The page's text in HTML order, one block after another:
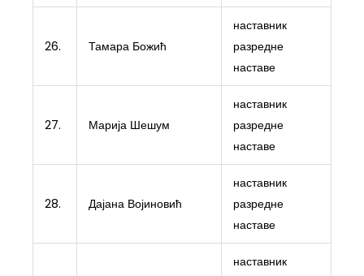
26. Тамара Божић
наставник
разредне
наставе
27. Марија Шешум
наставник
разредне
наставе
28. Дајана Војиновић
наставник
разредне
наставе
наставник